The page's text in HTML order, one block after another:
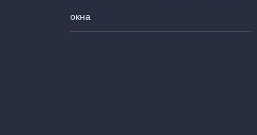
окна